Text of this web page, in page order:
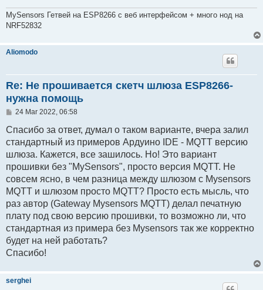
MySensors Гетвей на ESP8266 с веб интерфейсом + много нод на
NRF52832
Aliomodo
Re: Не прошивается скетч шлюза ESP8266-
нужна помощь
P
s
24 Mar 2022, 06:58
Спасибо за ответ, думал о таком варианте, вчера залил
стандартный из примеров Ардуино IDE - MQTT версию
шлюза. Кажется, все зашилось. Но! Это вариант
прошивки без "MySensors", просто версия MQTT. Не
совсем ясно, в чем разница между шлюзом с Mysensors
MQTT и шлюзом просто MQTT? Просто есть мысль, что
раз автор (Gateway Mysensors MQTT) делал печатную
плату под свою версию прошивки, то возможно ли, что
стандартная из примера без Mysensors так же корректно
будет на ней работать?
Спасибо!
serghei